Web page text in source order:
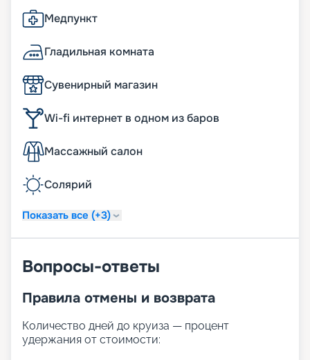
Медпункт
Гладильная комната
Сувенирный магазин
Wi-fi интернет в одном из баров
Массажный салон
Солярий
Показать все (+3)
Вопросы-ответы
Правила отмены и возврата
Количество дней до круиза — процент
удержания от стоимости: